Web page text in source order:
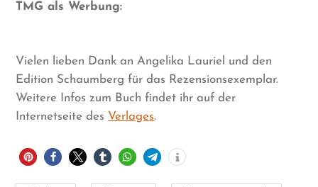
TMG als Werbung:
Vielen lieben Dank an Angelika Lauriel und den
Edition Schaumberg für das Rezensionsexemplar.
Weitere Infos zum Buch findet ihr auf der
Internetseite des Verlages.